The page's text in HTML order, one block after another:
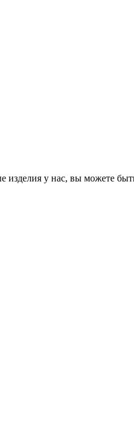
у нас, вы можете